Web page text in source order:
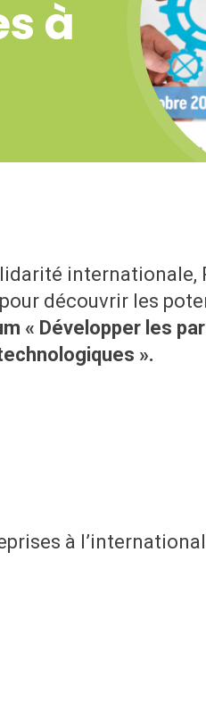
à
internationale,
découvrir les
« Développer les
».
à l’international